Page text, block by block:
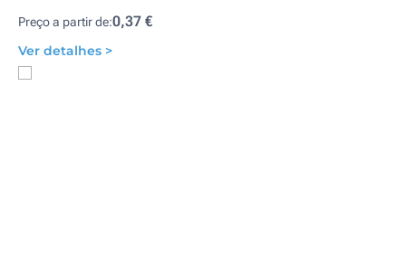
Preço a partir de:0,37 €
Ver detalhes >